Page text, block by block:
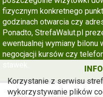
fizycznym konkretnego
godzinach otwarcia czy
Ponadto, StrefaWalut.pl
ewentualnej wymiany bilonu
negocjacji kursów czy
stawek.
Korzystanie z serwisu
wykorzystywanie plików